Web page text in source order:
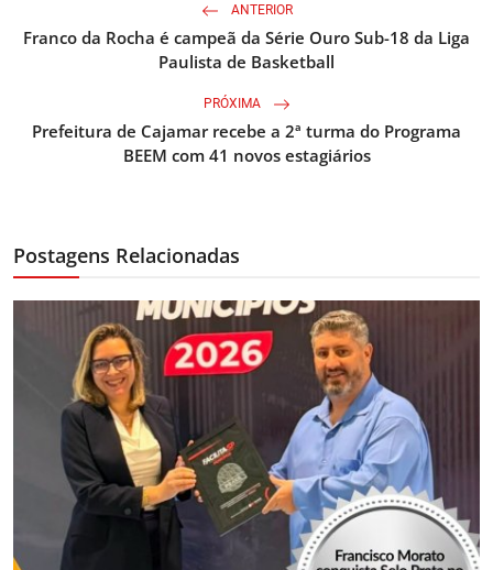
ANTERIOR
Franco da Rocha é campeã da Série Ouro Sub-18 da Liga
Paulista de Basketball
PRÓXIMA
Prefeitura de Cajamar recebe a 2ª turma do Programa
BEEM com 41 novos estagiários
Postagens Relacionadas